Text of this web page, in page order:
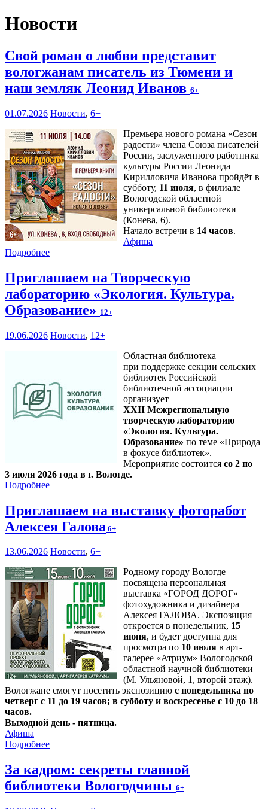
Новости
Свой роман о любви представит
вологжанам писатель из Тюмени и
наш земляк Леонид Иванов 6+
01.07.2026 Новости, 6+
Премьера нового романа «Сезон
радости» члена Союза писателей
России, заслуженного работника
культуры России Леонида
Кирилловича Иванова пройдёт в
субботу, 11 июля, в филиале
Вологодской областной
универсальной библиотеки
(Конева, 6).
Начало встречи в 14 часов.
Афиша
Подробнее
Приглашаем на Творческую
лабораторию «Экология. Культура.
Образование» 12+
19.06.2026 Новости, 12+
Областная библиотека
при поддержке секции сельских
библиотек Российской
библиотечной ассоциации
организует
XXII Межрегиональную
творческую лабораторию
«Экология. Культура.
Образование» по теме «Природа
в фокусе библиотек».
Мероприятие состоится со 2 по
3 июля 2026 года в г. Вологде.
Подробнее
Приглашаем на выставку фоторабот
Алексея Галова 6+
13.06.2026 Новости, 6+
Родному городу Вологде
посвящена персональная
выставка «ГОРОД ДОРОГ»
фотохудожника и дизайнера
Алексея ГАЛОВА. Экспозиция
откроется в понедельник, 15
июня, и будет доступна для
просмотра по 10 июля в арт-
галерее «Атриум» Вологодской
областной научной библиотеки
(М. Ульяновой, 1, второй этаж).
Вологжане смогут посетить экспозицию с понедельника по
четверг с 11 до 19 часов; в субботу и воскресенье с 10 до 18
часов.
Выходной день - пятница.
Афиша
Подробнее
За кадром: секреты главной
библиотеки Вологодчины 6+